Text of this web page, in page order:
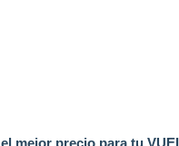
el mejor precio para tu